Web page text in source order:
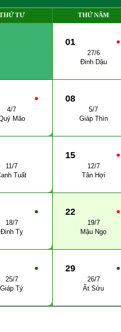
TƯ THỨ NĂM
●
01
27/6
Đinh Dậu
●
4/7
Mão
08
5/7
Giáp Thìn
11/7
Tuất
●
15
12/7
Tân Hợi
●
18/7
Đinh Tỵ
●
22
19/7
Mậu Ngọ
●
25/7
Giáp Tý
●
29
26/7
Ất Sửu